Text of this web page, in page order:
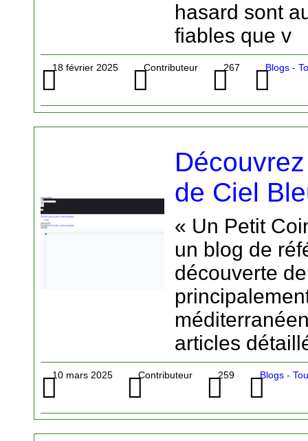
hasard sont
fiables que v
18 février 2025 Contributeur 267 Blogs -
de Ciel
« Un Petit
un blog de
découverte
articles
10 mars 2025 Contributeur 259 Blogs -